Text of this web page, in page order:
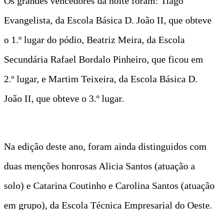
Evangelista, da Escola Básica D. João II, que obteve
o 1.º lugar do pódio, Beatriz Meira, da Escola
Secundária Rafael Bordalo Pinheiro, que ficou em
2.º lugar, e Martim Teixeira, da Escola Básica D.
João II, que obteve o 3.º lugar.
Na edição deste ano, foram ainda distinguidos com
duas menções honrosas Alicia Santos (atuação a
solo) e Catarina Coutinho e Carolina Santos (atuação
em grupo), da Escola Técnica Empresarial do Oeste.